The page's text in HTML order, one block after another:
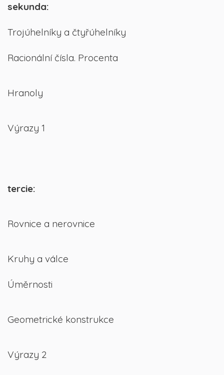
sekunda:
Trojúhelníky a čtyřúhelníky
Racionální čísla. Procenta
Hranoly
Výrazy 1
tercie:
Rovnice a nerovnice
Kruhy a válce
Úměrnosti
Geometrické konstrukce
Výrazy 2